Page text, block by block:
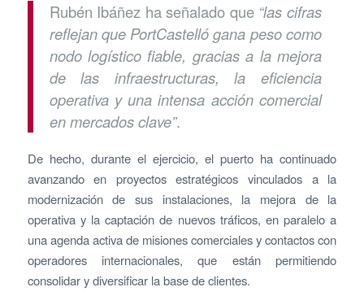
Rubén Ibáñez ha señalado que “las cifras
reflejan que PortCastelló gana peso como
nodo logístico fiable, gracias a la mejora
de las infraestructuras, la eficiencia
operativa y una intensa acción comercial
en mercados clave”.
De hecho, durante el ejercicio, el puerto ha continuado
avanzando en proyectos estratégicos vinculados a la
modernización de sus instalaciones, la mejora de la
operativa y la captación de nuevos tráficos, en paralelo a
una agenda activa de misiones comerciales y contactos con
operadores internacionales, que están permitiendo
consolidar y diversificar la base de clientes.